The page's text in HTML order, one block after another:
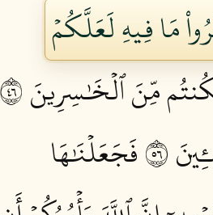
مَا فِيهِ لَعَلَّكُمۡ
مِّنَ ٱلۡخَٰسِرِينَ ٦٤
٦٥
فَجَعَلۡنَٰهَا